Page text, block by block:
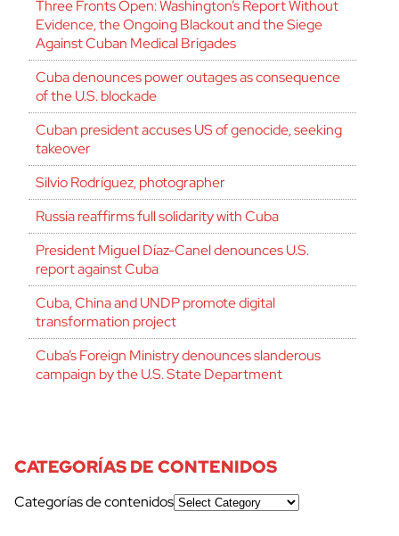
Three Fronts Open: Washington’s Report Without
Evidence, the Ongoing Blackout and the Siege
Against Cuban Medical Brigades
Cuba denounces power outages as consequence
of the U.S. blockade
Cuban president accuses US of genocide, seeking
takeover
Silvio Rodríguez, photographer
Russia reaffirms full solidarity with Cuba
President Miguel Díaz-Canel denounces U.S.
report against Cuba
Cuba, China and UNDP promote digital
transformation project
Cuba’s Foreign Ministry denounces slanderous
campaign by the U.S. State Department
CATEGORÍAS DE CONTENIDOS
Categorías de contenidos